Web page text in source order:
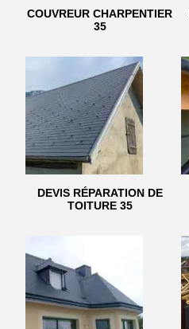
COUVREUR CHARPENTIER
35
DEVIS RÉPARATION DE
TOITURE 35